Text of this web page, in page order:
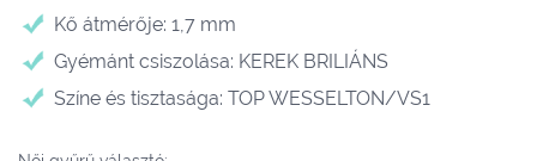
Kő átmérője: 1,7 mm
Gyémánt csiszolása: KEREK BRILIÁNS
Színe és tisztasága: TOP WESSELTON/VS1